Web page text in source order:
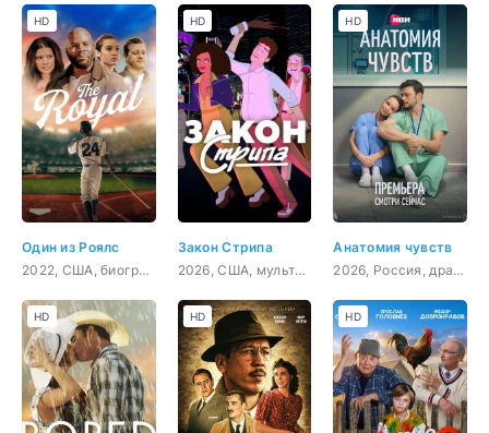
Один из Роялс
2022, США, биография, спорт
HD
Закон Стрипа
2026, США, мультфильм, комедия
HD
Анатомия чувств
2026, Россия, драма
HD
HD HD HD